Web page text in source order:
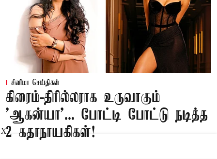
சினிமா செய்திகள்
கிரைம்-திரில்லராக உருவாகும்
'ஆகன்யா'... போட்டி போட்டு நடித்த
2 கதாநாயகிகள்!
X